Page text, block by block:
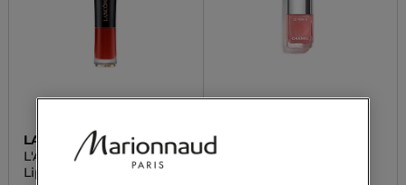
LANCÔME
L'ABSOLU ROUGE
DRAMA INK
Lippenstift